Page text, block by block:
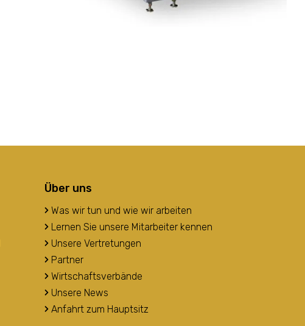
Über uns
Was wir tun und wie wir arbeiten
Lernen Sie unsere Mitarbeiter kennen
Unsere Vertretungen
Partner
Wirtschaftsverbände
Unsere News
Anfahrt zum Hauptsitz